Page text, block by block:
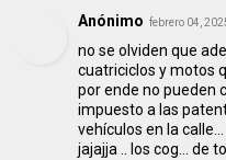
Anónimo febrero 04,
no se olviden que
cuatriciclos y motos
por ende no pueden
impuesto a las
vehículos en la calle...
jajajja .. los cog... de